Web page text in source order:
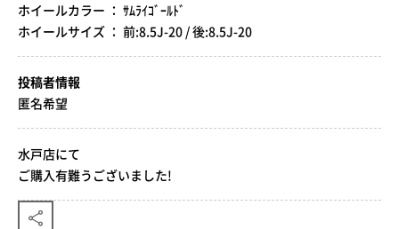
ホイールカラー ： ｻﾑﾗｲｺﾞｰﾙﾄﾞ
ホイールサイズ ： 前:8.5J-20 / 後:8.5J-20
投稿者情報
匿名希望
水戸店にて
ご購入有難うございました!